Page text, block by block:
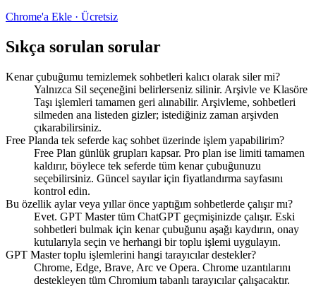
Chrome'a Ekle · Ücretsiz
Sıkça sorulan sorular
Kenar çubuğumu temizlemek sohbetleri kalıcı olarak siler mi?
Yalnızca Sil seçeneğini belirlerseniz silinir. Arşivle ve Klasöre
Taşı işlemleri tamamen geri alınabilir. Arşivleme, sohbetleri
silmeden ana listeden gizler; istediğiniz zaman arşivden
çıkarabilirsiniz.
Free Planda tek seferde kaç sohbet üzerinde işlem yapabilirim?
Free Plan günlük grupları kapsar. Pro plan ise limiti tamamen
kaldırır, böylece tek seferde tüm kenar çubuğunuzu
seçebilirsiniz. Güncel sayılar için fiyatlandırma sayfasını
kontrol edin.
Bu özellik aylar veya yıllar önce yaptığım sohbetlerde çalışır mı?
Evet. GPT Master tüm ChatGPT geçmişinizde çalışır. Eski
sohbetleri bulmak için kenar çubuğunu aşağı kaydırın, onay
kutularıyla seçin ve herhangi bir toplu işlemi uygulayın.
GPT Master toplu işlemlerini hangi tarayıcılar destekler?
Chrome, Edge, Brave, Arc ve Opera. Chrome uzantılarını
destekleyen tüm Chromium tabanlı tarayıcılar çalışacaktır.